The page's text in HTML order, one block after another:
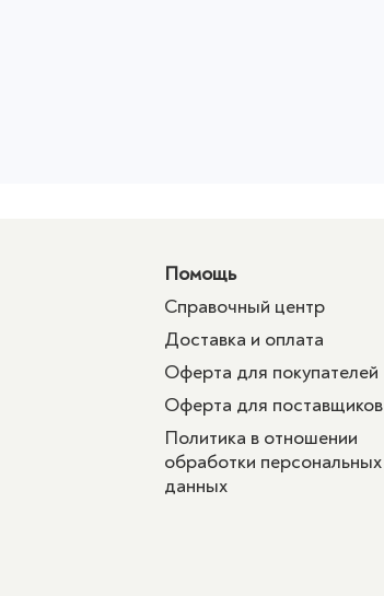
Помощь
Справочный центр
Доставка и оплата
Оферта для покупателей
Оферта для поставщиков
Политика в отношении
обработки персональных
данных